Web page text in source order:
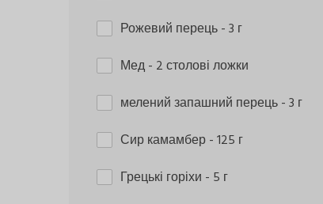
Рожевий перець- 3 г
Мед- 2 столові ложки
мелений запашний перець- 3 г
Сир камамбер- 125 г
Грецькі горіхи - 5 г